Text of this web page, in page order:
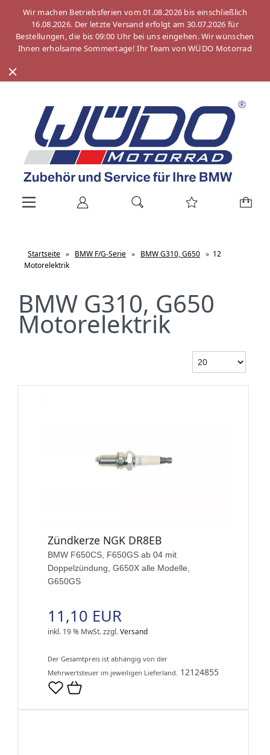
Wir machen Betriebsferien vom 01.08.2026 bis einschließlich
16.08.2026. Der letzte Versand erfolgt am 30.07.2026 für
Bestellungen, die bis 09:00 Uhr bei uns eingehen. Wir wünschen
Ihnen erholsame Sommertage! Ihr Team von WÜDO Motorrad
Startseite » BMW F/G-Serie » BMW G310, G650 » 12
Motorelektrik
BMW G310, G650
Motorelektrik
Zündkerze NGK DR8EB
BMW F650CS, F650GS ab 04 mit
Doppelzündung, G650X alle Modelle,
G650GS
11,10 EUR
inkl. 19 % MwSt.zzgl.Versand
Der Gesamtpreis ist abhängig von der
Mehrwertsteuer im jeweiligen Lieferland. 12124855